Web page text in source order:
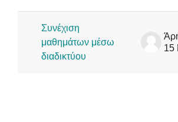
Συνέχιση
μαθημάτων μέσω
διαδικτύου
15